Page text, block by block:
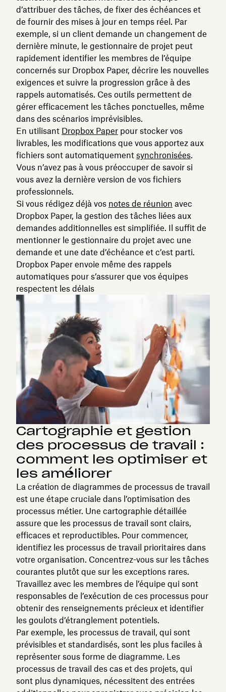
d’attribuer des tâches, de fixer des échéances et
de fournir des mises à jour en temps réel. Par
exemple, si un client demande un changement de
dernière minute, le gestionnaire de projet peut
rapidement identifier les membres de l’équipe
concernés sur Dropbox Paper, décrire les nouvelles
exigences et suivre la progression grâce à des
rappels automatisés. Ces outils permettent de
gérer efficacement les tâches ponctuelles, même
dans des scénarios imprévisibles.
En utilisant Dropbox Paper pour stocker vos
livrables, les modifications que vous apportez aux
fichiers sont automatiquement synchronisées.
Vous n’avez pas à vous préoccuper de savoir si
vous avez la dernière version de vos fichiers
professionnels.
Si vous rédigez déjà vos notes de réunion avec
Dropbox Paper, la gestion des tâches liées aux
demandes additionnelles est simplifiée. Il suffit de
mentionner le gestionnaire du projet avec une
demande et une date d’échéance et c’est parti.
Dropbox Paper envoie même des rappels
automatiques pour s’assurer que vos équipes
respectent les délais
Cartographie et gestion
des processus de travail :
comment les optimiser et
les améliorer
La création de diagrammes de processus de travail
est une étape cruciale dans l’optimisation des
processus métier. Une cartographie détaillée
assure que les processus de travail sont clairs,
efficaces et reproductibles. Pour commencer,
identifiez les processus de travail prioritaires dans
votre organisation. Concentrez-vous sur les tâches
courantes plutôt que sur les exceptions rares.
Travaillez avec les membres de l’équipe qui sont
responsables de l’exécution de ces processus pour
obtenir des renseignements précieux et identifier
les goulots d’étranglement potentiels.
Par exemple, les processus de travail, qui sont
prévisibles et standardisés, sont les plus faciles à
représenter sous forme de diagramme. Les
processus de travail des cas et des projets, qui
sont plus dynamiques, nécessitent des entrées